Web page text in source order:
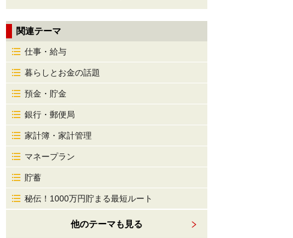
関連テーマ
仕事・給与
暮らしとお金の話題
預金・貯金
銀行・郵便局
家計簿・家計管理
マネープラン
貯蓄
秘伝！1000万円貯まる最短ルート
他のテーマも見る